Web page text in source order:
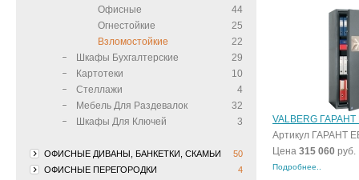
Офисные
44
Огнестойкие
25
Взломостойкие
22
Шкафы Бухгалтерские
29
Картотеки
10
Стеллажи
4
Мебель Для Раздевалок
32
Шкафы Для Ключей
3
ОФИСНЫЕ ДИВАНЫ, БАНКЕТКИ, СКАМЬИ
50
ОФИСНЫЕ ПЕРЕГОРОДКИ
4
VALBERG
Артикул ГАРАНТ
Цена 315 060 руб.
Подробнее..